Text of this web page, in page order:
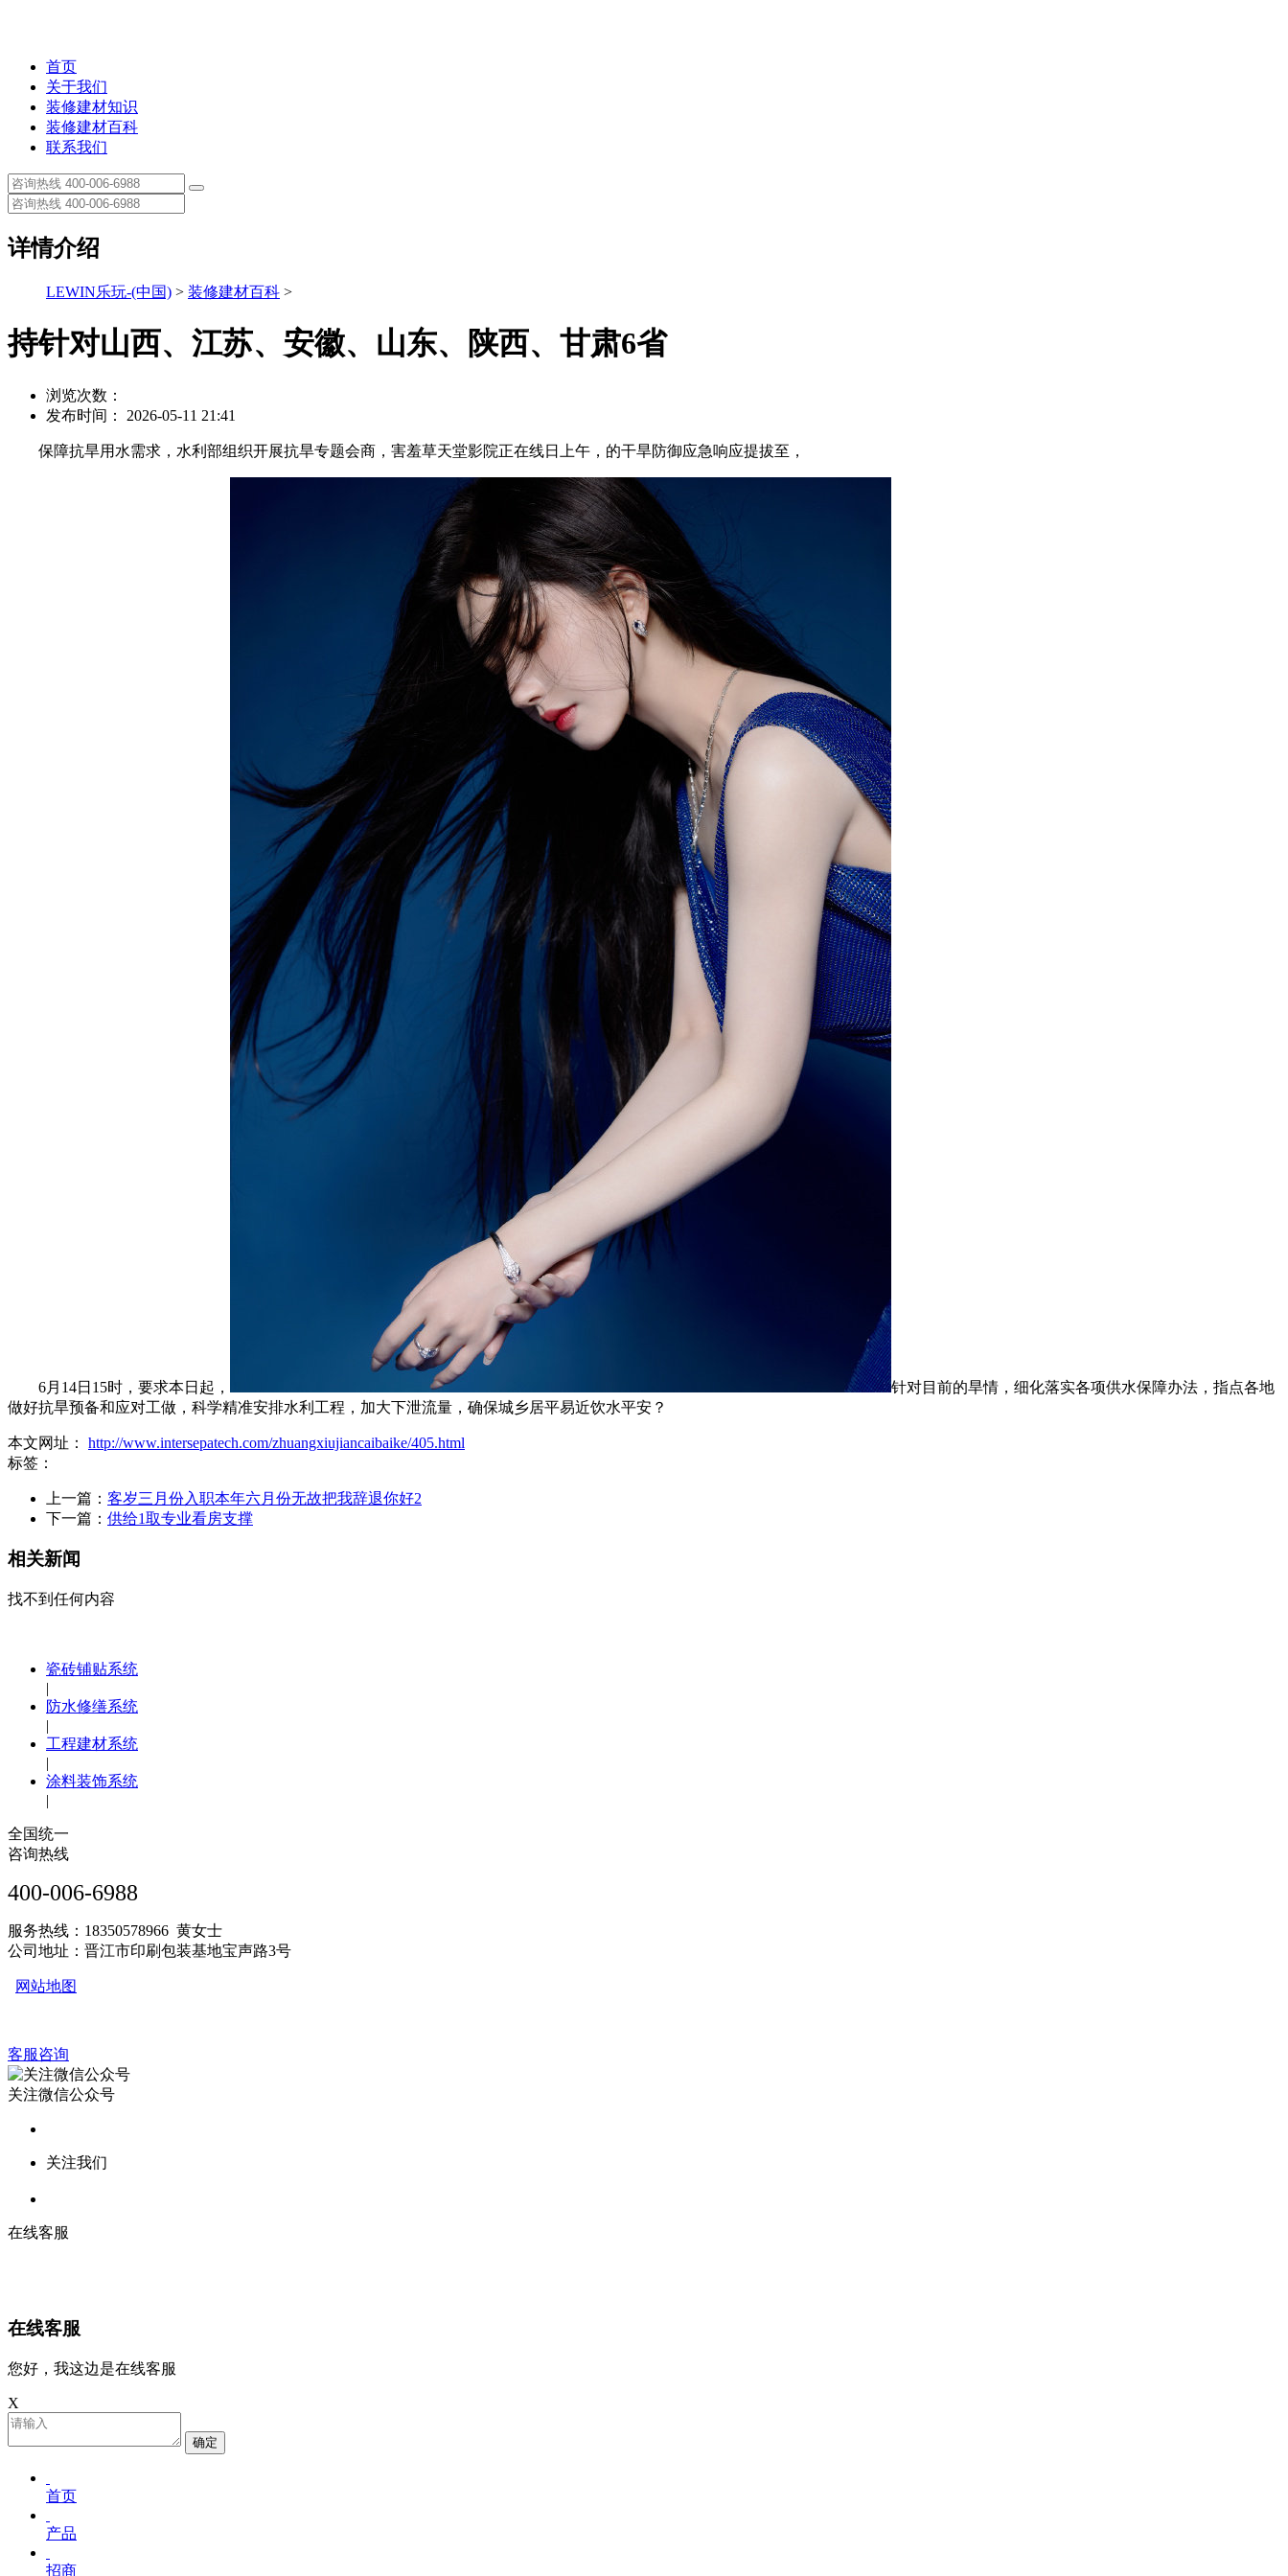
首页
关于我们
装修建材知识
装修建材百科
联系我们
详情介绍
LEWIN乐玩-(中国) > 装修建材百科 >
持针对山西、江苏、安徽、山东、陕西、甘肃6省
浏览次数：
发布时间： 2026-05-11 21:41
保障抗旱用水需求，水利部组织开展抗旱专题会商，害羞草天堂影院正在线日上午，的干旱防御应急响应提拔至，
6月14日15时，要求本日起，
针对目前的旱情，细化落实各项供水保障办法，指点各地
做好抗旱预备和应对工做，科学精准安排水利工程，加大下泄流量，确保城乡居平易近饮水平安？
本文网址： http://www.intersepatech.com/zhuangxiujiancaibaike/405.html
标签：
上一篇： 客岁三月份入职本年六月份无故把我辞退你好2
下一篇： 供给1取专业看房支撑
相关新闻
找不到任何内容
瓷砖铺贴系统
|
防水修缮系统
|
工程建材系统
|
涂料装饰系统
|
全国统一
咨询热线
400-006-6988
服务热线：18350578966 黄女士
公司地址：晋江市印刷包装基地宝声路3号
网站地图
客服咨询
关注微信公众号
关注我们
在线客服
在线客服
您好，我这边是在线客服
X
确定
首页
产品
招商